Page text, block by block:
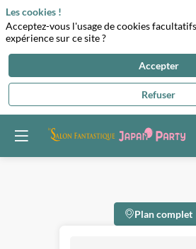
Plan complet
Les cookies !
Acceptez-vous l'usage de cookies
expérience sur ce site ?
Accepter
Refuser